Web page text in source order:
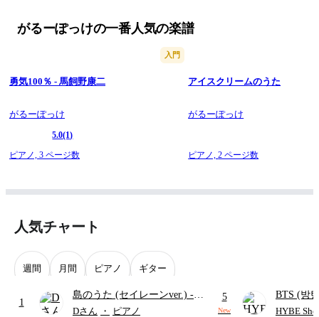
がるーぽっけの一番人気の楽譜
入門
勇気100％ - 馬飼野康二
がるーぽっけ
5.0(1)
ピアノ, 3 ページ数
アイスクリームのうた
がるーぽっけ
ピアノ,2 ページ数
人気チャート
週間 月間 ピアノ ギター
1
島のうた (セイレーンver.) -
セイレーン(CV.鈴木みのり)
Dさん ・ ピアノ
5
New
BTS (방
HYBE